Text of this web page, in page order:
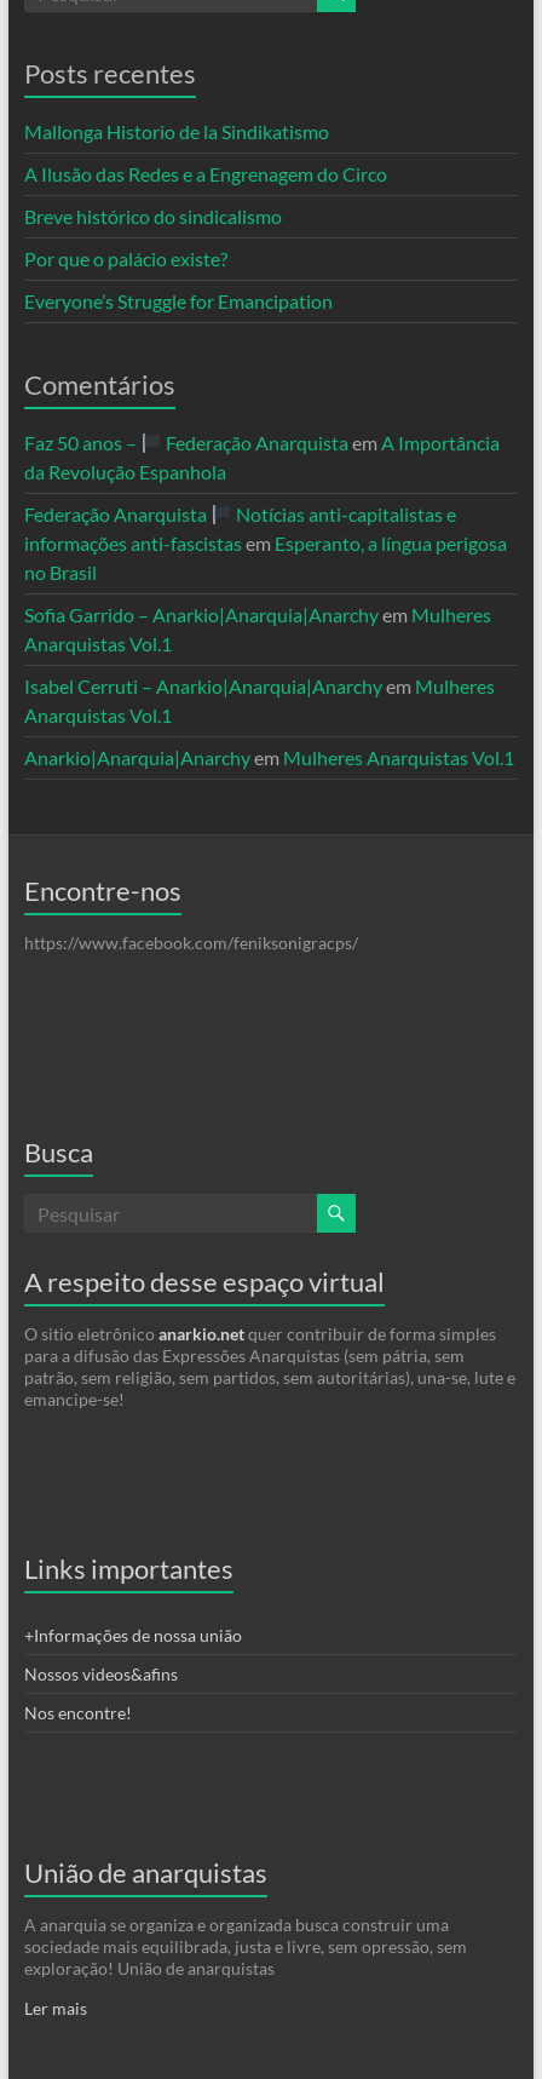
Posts recentes
Mallonga Historio de la Sindikatismo
A Ilusão das Redes e a Engrenagem do Circo
Breve histórico do sindicalismo
Por que o palácio existe?
Everyone’s Struggle for Emancipation
Comentários
Faz 50 anos – Federação Anarquista em A Importância
da Revolução Espanhola
Federação Anarquista
Notícias anti-capitalistas e
informações anti-fascistasem Esperanto, a língua perigosa
no Brasil
Sofia Garrido – Anarkio|Anarquia|Anarchyem Mulheres
Anarquistas Vol.1
Isabel Cerruti – Anarkio|Anarquia|Anarchyem Mulheres
Anarquistas Vol.1
Anarkio|Anarquia|Anarchyem Mulheres Anarquistas Vol.1
Encontre-nos
https://www.facebook.com/feniksonigracps/
Busca
A respeito desse espaço virtual
O sitio eletrônico anarkio.netquer contribuir de forma simples
para a difusão das Expressões Anarquistas (sem pátria, sem
patrão, sem religião, sem partidos, sem autoritárias), una-se, lute e
emancipe-se!
Links importantes
+Informações de nossa união
Nossos videos&afins
Nos encontre!
União de anarquistas
A anarquia se organiza e organizada busca construir uma
sociedade mais equilibrada, justa e livre, sem opressão, sem
exploração! União de anarquistas
Ler mais